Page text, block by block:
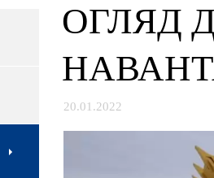
ОГЛЯД
20.01.2022